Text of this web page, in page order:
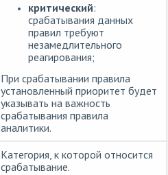
критический:
срабатывания данных
правил требуют
незамедлительного
реагирования;
При срабатывании правила
установленный приоритет будет
указывать на важность
срабатывания правила
аналитики.
Категория, к которой относится
срабатывание.